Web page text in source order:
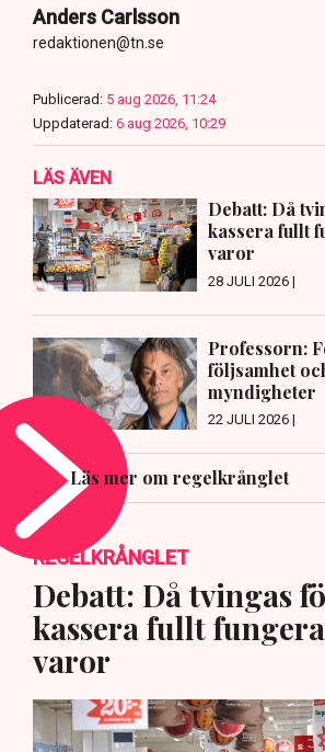
Anders Carlsson
redaktionen@tn.se
Publicerad: 5 aug 2026, 11:24
Uppdaterad: 6 aug 2026, 10:29
LÄS ÄVEN
Debatt: Då
kassera fullt
varor
28 JULI 2026 |
Professorn:
följsamhet
myndigheter
22 JULI 2026 |
Läs mer om regelkrånglet
REGELKRÅNGLET
Debatt: Då tvingas
kassera fullt
varor